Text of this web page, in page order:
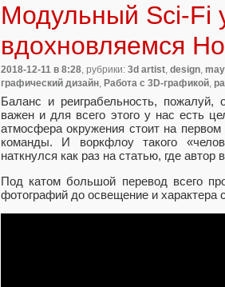
Модульный Sci-Fi
вдохновляемся
2018-12-11 в 8:28, рубрики: 3d artist, design,
графический дизайн, Работа с 3D-графикой,
Баланс и реиграбельность,
важен и для всего этого у нас есть
атмосфера окружения стоит на
команды. И воркфлоу такого
наткнулся как раз на статью, где
Под катом большой перевод всего
фотографий до освещение и характера